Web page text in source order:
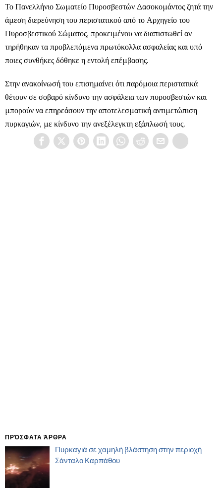
Το Πανελλήνιο Σωματείο Πυροσβεστών Δασοκομάντος ζητά την
άμεση διερεύνηση του περιστατικού από το Αρχηγείο του
Πυροσβεστικού Σώματος, προκειμένου να διαπιστωθεί αν
τηρήθηκαν τα προβλεπόμενα πρωτόκολλα ασφαλείας και υπό
ποιες συνθήκες δόθηκε η εντολή επέμβασης.
Στην ανακοίνωσή του επισημαίνει ότι παρόμοια περιστατικά
θέτουν σε σοβαρό κίνδυνο την ασφάλεια των πυροσβεστών και
μπορούν να επηρεάσουν την αποτελεσματική αντιμετώπιση
πυρκαγιών, με κίνδυνο την ανεξέλεγκτη εξάπλωσή τους.
ΠΡΌΣΦΑΤΑ ΆΡΘΡΑ
Πυρκαγιά σε χαμηλή βλάστηση στην περιοχή
Σάνταλο Καρπάθου